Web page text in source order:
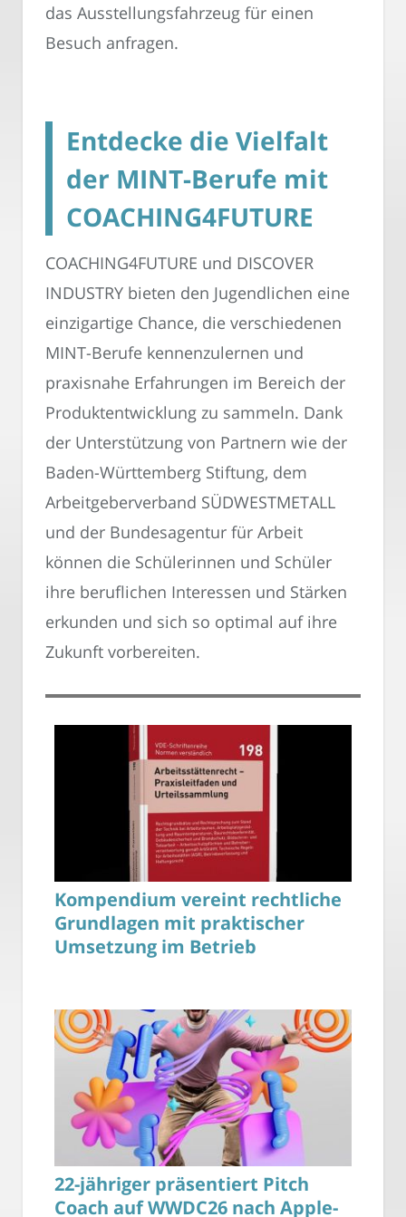
das Ausstellungsfahrzeug für einen
Besuch anfragen.
Entdecke die Vielfalt
der MINT-Berufe mit
COACHING4FUTURE
COACHING4FUTURE und DISCOVER
INDUSTRY bieten den Jugendlichen eine
einzigartige Chance, die verschiedenen
MINT-Berufe kennenzulernen und
praxisnahe Erfahrungen im Bereich der
Produktentwicklung zu sammeln. Dank
der Unterstützung von Partnern wie der
Baden-Württemberg Stiftung, dem
Arbeitgeberverband SÜDWESTMETALL
und der Bundesagentur für Arbeit
können die Schülerinnen und Schüler
ihre beruflichen Interessen und Stärken
erkunden und sich so optimal auf ihre
Zukunft vorbereiten.
Kompendium vereint rechtliche
Grundlagen mit praktischer
Umsetzung im Betrieb
22-jähriger präsentiert Pitch
Coach auf WWDC26 nach Apple-